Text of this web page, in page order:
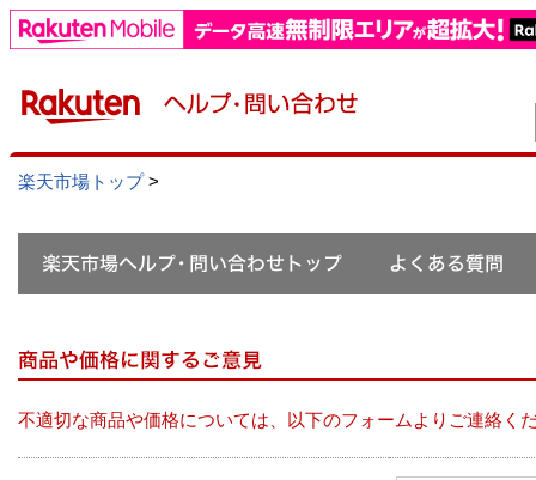
楽天市場トップ>
不適切な商品や価格については、以下のフォームよりご連絡く